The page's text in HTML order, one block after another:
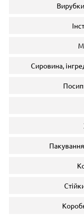
Сировина,